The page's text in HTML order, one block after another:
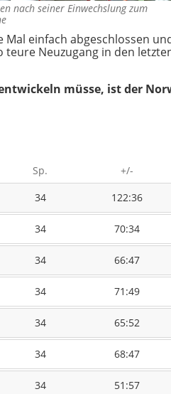
nach seiner Einwechslung zum
Mal einfach abgeschlossen
Neuzugang in den
müsse, ist der
Sp. +/-
34 122:36
34 70:34
34 66:47
34 71:49
34 65:52
34 68:47
34 51:57